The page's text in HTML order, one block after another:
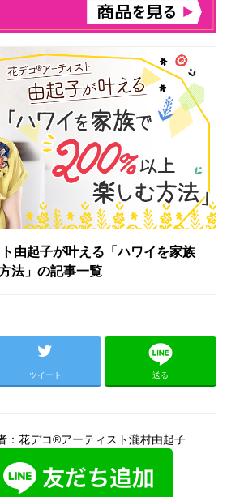
由起子が叶える「ハワイを家族
法」の記事一覧
ツイート 送る
：花デコ®アーティスト瀧村由起子